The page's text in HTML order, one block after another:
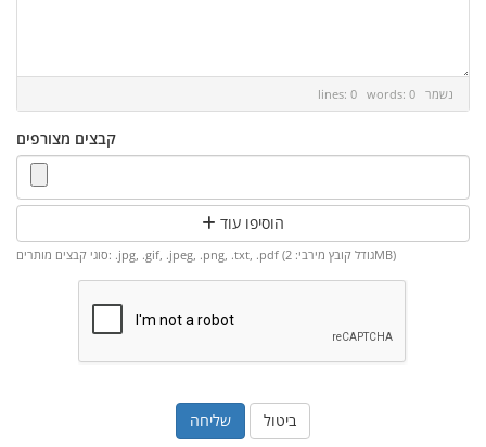
lines: 0 words: 0 נשמר
קבצים מצורפים
הוסיפו עוד
סוגי קבצים מותרים: .jpg, .gif, .jpeg, .png, .txt, .pdf (גודל קובץ מירבי: 2MB)
ביטול